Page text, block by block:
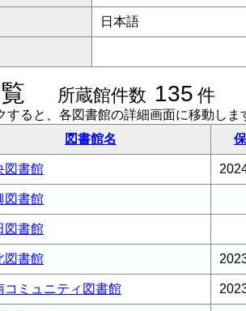
日本語
所蔵館件数 135 件
すると、各図書館の詳細画面に移動しま
図書館名
図書館
図書館
図書館
図書館
コミュニティ図書館